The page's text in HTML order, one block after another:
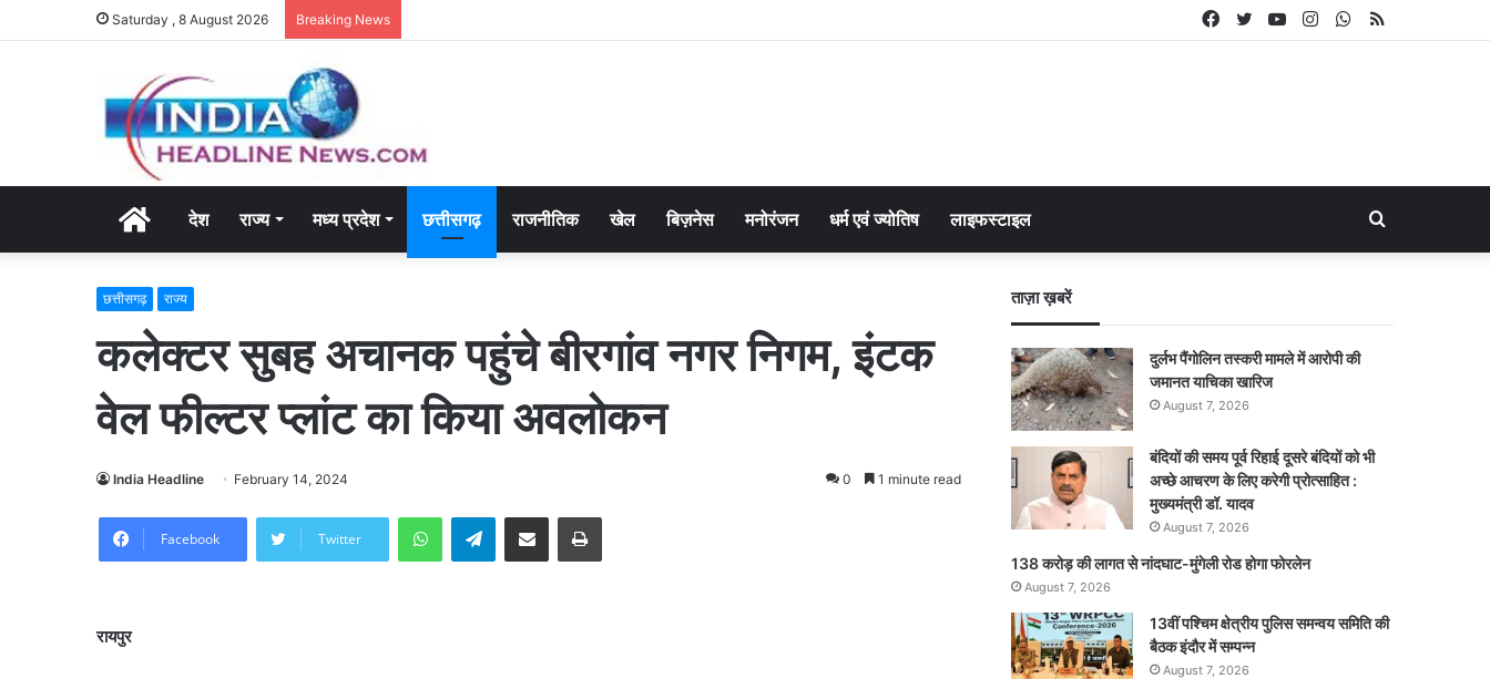
Saturday , 8 August 2026 Breaking News RSS
WhatsApp
Instagram
YouTube
Twitter
Facebook
Homeदेश राज्य मध्य प्रदेश छत्तीसगढ़ राजनीतिक खेल बिज़नेस मनोरंजन धर्म एवं ज्योतिष लाइफस्टाइल Search
छत्तीसगढ़ राज्य
कलेक्टर सुबह अचानक पहुंचे बीरगांव नगर निगम, इंटक
वेल फील्टर प्लांट का किया अवलोकन
India Headline February 14, 2024 0 1 minute read
Facebook Twitter
WhatsAppTelegramShare via Email Print
रायपुर
ताज़ा ख़बरें
दुर्लभ पैंगोलिन तस्करी मामले में आरोपी की
जमानत याचिका खारिज
August 7, 2026
बंदियों की समय पूर्व रिहाई दूसरे बंदियों को भी
अच्छे आचरण के लिए करेगी प्रोत्साहित :
मुख्यमंत्री डॉ. यादव
August 7, 2026
138 करोड़ की लागत से नांदघाट-मुंगेली रोड होगा फोरलेन
August 7, 2026
13वीं पश्चिम क्षेत्रीय पुलिस समन्वय समिति की
बैठक इंदौर में सम्पन्न
August 7, 2026